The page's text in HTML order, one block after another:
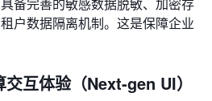
户数据隔离机制。这是保障企业
互体验（Next-gen UI）